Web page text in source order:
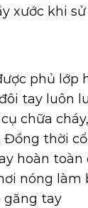
xước khi
phủ lớp
tay luôn
chữa
Đồng thời
hoàn
nóng làm
găng tay